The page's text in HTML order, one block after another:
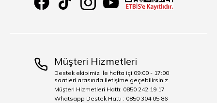
Müşteri Hizmetleri
Destek ekibimiz ile hafta içi 09:00 - 17:00
saatleri arasında iletişime geçebilirsiniz.
Müşteri Hizmetleri Hattı: 0850 242 19 17
Whatsapp Destek Hattı : 0850 304 05 86